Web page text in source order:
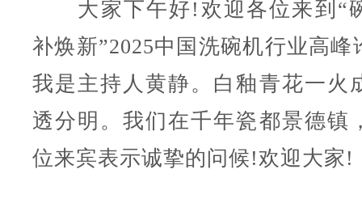
大家下午好!欢迎各位来到“
补焕新”2025中国洗碗机行业高峰
我是主持人黄静。白釉青花一火
透分明。我们在千年瓷都景德镇
位来宾表示诚挚的问候!欢迎大家!